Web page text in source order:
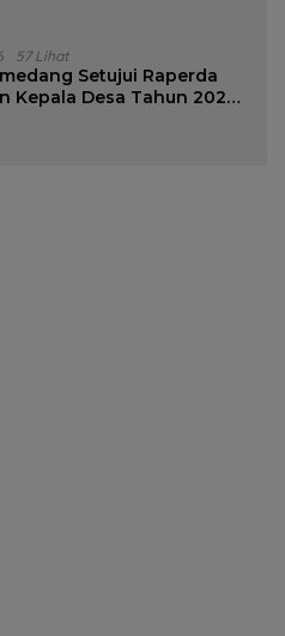
57 Lihat
Setujui Raperda
Kepala Desa Tahun 2026